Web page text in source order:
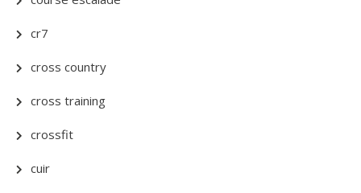
cr7
cross country
cross training
crossfit
cuir